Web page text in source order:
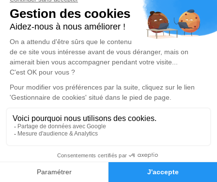
Faire-part Hommages
laisser vos condoléances, partager des photos
souvenirs, une anecdote ou exprimer vos pensées
à travers des poèmes ou des textes. Cet endroit
est un lieu d'expression dédié à honorer la
mémoire d’Eliane DESTOUCHES.
Un service de plantation d’arbre hommage est
disponible ici.
Je rends hommage
jeudi 27 février 2025 à 14h30
Église Saint Benoit de Saint-Benoît-la-Forêt